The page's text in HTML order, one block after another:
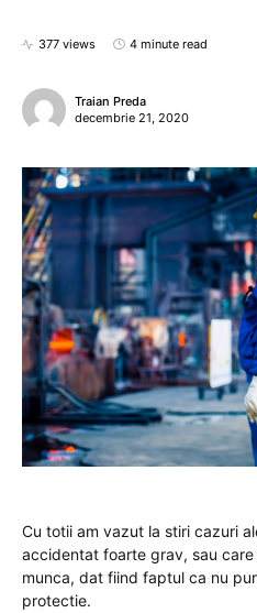
377 views 4 minute read
Traian Preda
decembrie 21, 2020
Cu totii am vazut la stiri cazuri
accidentat foarte grav, sau
munca, dat fiind faptul ca nu
protectie.